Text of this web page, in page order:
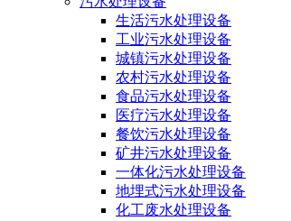
生活污水处理设备
工业污水处理设备
城镇污水处理设备
农村污水处理设备
食品污水处理设备
医疗污水处理设备
餐饮污水处理设备
矿井污水处理设备
一体化污水处理设备
地埋式污水处理设备
化工废水处理设备